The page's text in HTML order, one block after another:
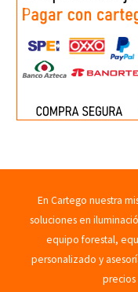
En Cartego nuestra
soluciones en
equipo forestal,
personalizado y
precios